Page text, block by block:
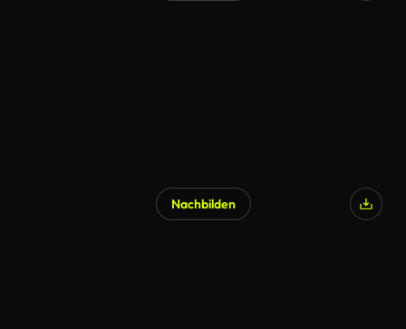
Nachbilden